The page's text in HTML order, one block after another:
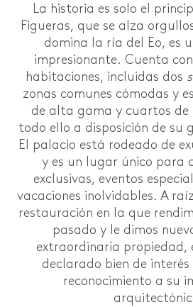
La historia es solo el
Figueras, que se alza
domina la ría del Eo, es
impresionante. Cuenta
habitaciones, incluidas dos
zonas comunes cómodas y
de alta gama y cuartos de
todo ello a disposición de su
El palacio está rodeado de
y es un lugar único para
exclusivas, eventos
vacaciones inolvidables. A
restauración en la que
pasado y le dimos
extraordinaria propiedad,
declarado bien de
reconocimiento a su